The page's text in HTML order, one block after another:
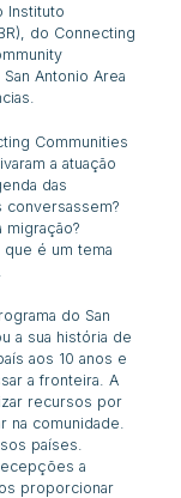
Instituto
do Connecting
San Antonio Area
Communities
a atuação
das
conversassem?
é um tema
do San
a sua história de
aos 10 anos e
a fronteira. A
recursos por
na comunidade.
países.
a
proporcionar